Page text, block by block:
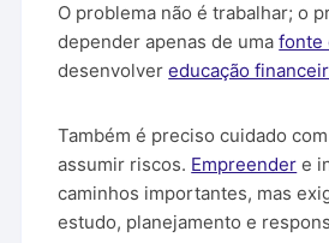
O problema não é trabalhar; o
depender apenas de umafonte
desenvolvereducação
Também é preciso cuidado
assumir riscos. Empreender e
caminhos importantes, mas
estudo, planejamento e